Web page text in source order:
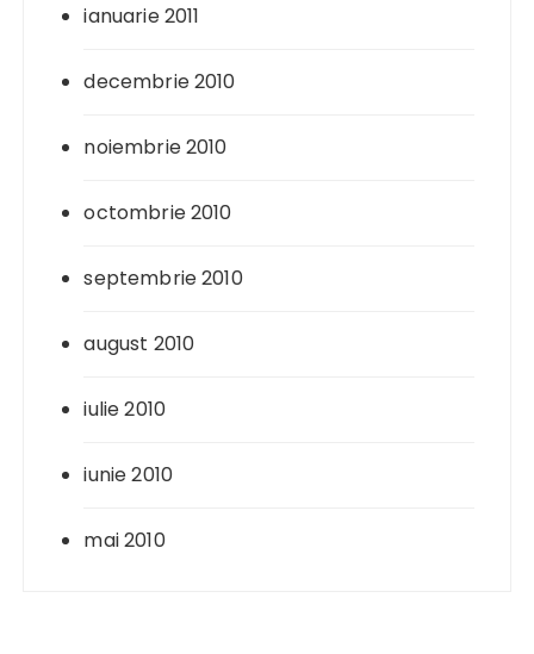
ianuarie 2011
decembrie 2010
noiembrie 2010
octombrie 2010
septembrie 2010
august 2010
iulie 2010
iunie 2010
mai 2010